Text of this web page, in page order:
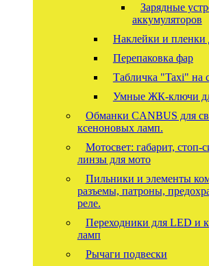
Зарядные
аккумуляторов
Наклейки и пленки
Перепаковка фар
Табличка "Taxi" на
Умные ЖК-ключи
Обманки CANBUS для
ксеноновых ламп.
Мотосвет: габарит, стоп-
линзы для мото
Пильники и элементы
разъемы, патроны,
реле.
Переходники для LED и
ламп
Рычаги подвески